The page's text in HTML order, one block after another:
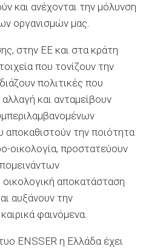
και ανέχονται την μόλυνση
οργανισμών μας.
στην ΕΕ και στα κράτη
που τονίζουν την
πολιτικές που
και ανταμείβουν
αποκαθιστούν την ποιότητα
οικολογία, προστατεύουν
αποκατάσταση
αυξάνουν την
φαινόμενα.
ENSSER η Ελλάδα έχει